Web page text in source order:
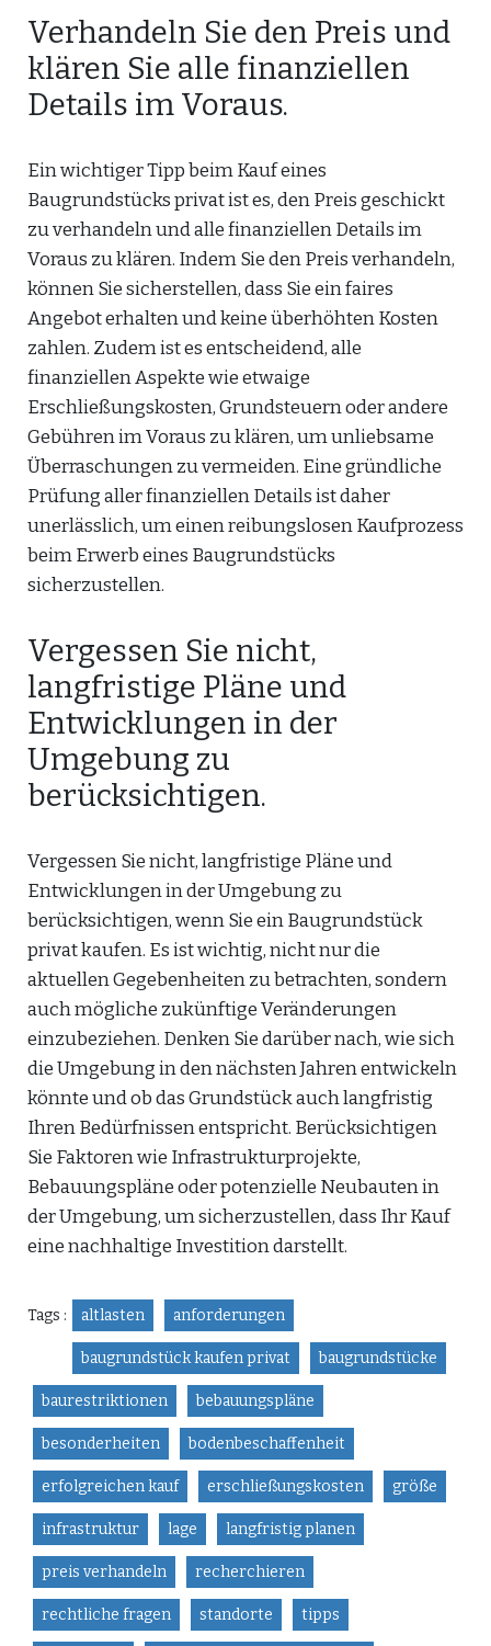
Verhandeln Sie den Preis und
klären Sie alle finanziellen
Details im Voraus.
Ein wichtiger Tipp beim Kauf eines
Baugrundstücks privat ist es, den Preis geschickt
zu verhandeln und alle finanziellen Details im
Voraus zu klären. Indem Sie den Preis verhandeln,
können Sie sicherstellen, dass Sie ein faires
Angebot erhalten und keine überhöhten Kosten
zahlen. Zudem ist es entscheidend, alle
finanziellen Aspekte wie etwaige
Erschließungskosten, Grundsteuern oder andere
Gebühren im Voraus zu klären, um unliebsame
Überraschungen zu vermeiden. Eine gründliche
Prüfung aller finanziellen Details ist daher
unerlässlich, um einen reibungslosen Kaufprozess
beim Erwerb eines Baugrundstücks
sicherzustellen.
Vergessen Sie nicht,
langfristige Pläne und
Entwicklungen in der
Umgebung zu
berücksichtigen.
Vergessen Sie nicht, langfristige Pläne und
Entwicklungen in der Umgebung zu
berücksichtigen, wenn Sie ein Baugrundstück
privat kaufen. Es ist wichtig, nicht nur die
aktuellen Gegebenheiten zu betrachten, sondern
auch mögliche zukünftige Veränderungen
einzubeziehen. Denken Sie darüber nach, wie sich
die Umgebung in den nächsten Jahren entwickeln
könnte und ob das Grundstück auch langfristig
Ihren Bedürfnissen entspricht. Berücksichtigen
Sie Faktoren wie Infrastrukturprojekte,
Bebauungspläne oder potenzielle Neubauten in
der Umgebung, um sicherzustellen, dass Ihr Kauf
eine nachhaltige Investition darstellt.
Tags : altlasten anforderungen
baugrundstück kaufen privat baugrundstücke
baurestriktionen bebauungspläne
besonderheiten bodenbeschaffenheit
erfolgreichen kauf erschließungskosten größe
infrastruktur lage langfristig planen
preis verhandeln recherchieren
rechtliche fragen standorte tipps